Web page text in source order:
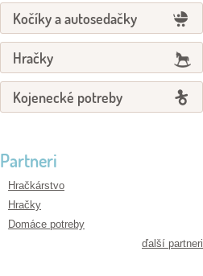
Kočíky a autosedačky
Hračky
Kojenecké potreby
Partneri
Hračkárstvo
Hračky
Domáce potreby
ďalší partneri